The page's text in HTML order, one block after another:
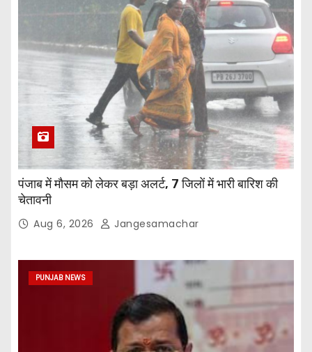
पंजाब में मौसम को लेकर बड़ा अलर्ट, 7 जिलों में भारी बारिश की
चेतावनी
Aug 6, 2026 Jangesamachar
PUNJAB NEWS